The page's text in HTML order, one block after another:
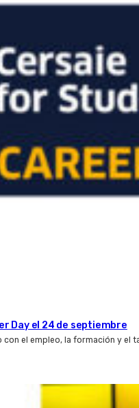
Day el 24 de septiembre
el empleo, la formación y el